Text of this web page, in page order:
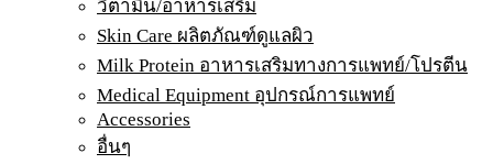
วิตามิน/อาหารเสริม
Skin Care ผลิตภัณฑ์ดูแลผิว
Milk Protein อาหารเสริมทางการแพทย์/โปรตีน
Medical Equipment อุปกรณ์การแพทย์
Accessories
อื่นๆ